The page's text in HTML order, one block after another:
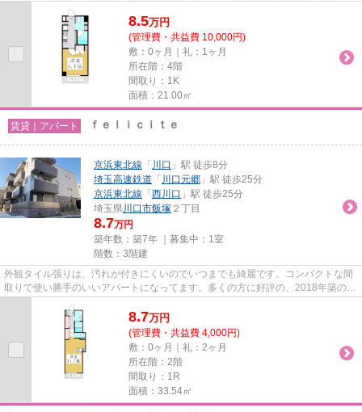
8.5万円
(管理費・共益費 10,000円)
敷：0ヶ月｜礼：1ヶ月
所在階：4階
間取り：1K
面積：21.00㎡
賃貸｜アパート ｆｅｌｉｃｉｔｅ
京浜東北線 「 川口 」駅 徒歩8分
埼玉高速鉄道 「 川口元郷 」駅 徒歩25分
京浜東北線 「 西川口 」駅 徒歩25分
埼玉県川口市飯塚 ２丁目
8.7万円
築年数：築7年 ｜募集中： 1室
階数：3階建
外観タイル張りは、汚れが付きにくいのでいつまでも綺麗です。コンパクトな間
取りで使い勝手のいいアパートになってます。多くの方に好評の、2018年築の物
8.7万円
(管理費・共益費 4,000円)
敷：0ヶ月｜礼：2ヶ月
所在階：2階
間取り：1R
面積：33.54㎡